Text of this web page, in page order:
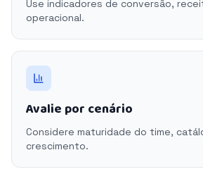
Use indicadores de conversão,
operacional.
Avalie por cenário
Considere maturidade do time,
crescimento.